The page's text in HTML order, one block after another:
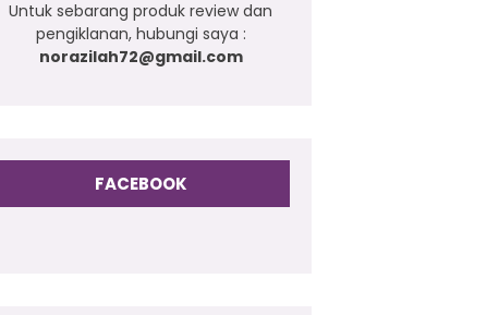
Untuk sebarang produk review dan
pengiklanan, hubungi saya :
norazilah72@gmail.com
FACEBOOK